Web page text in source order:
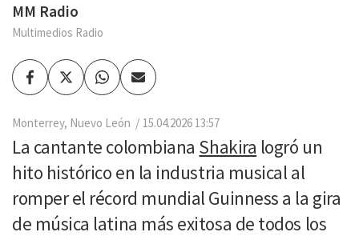
MM Radio
Multimedios Radio
FacebookTwitterWhatsapp
Enviar
por
Monterrey, Nuevo León 15.04.2026 13:57
La cantante colombiana Shakira logró un
hito histórico en la industria musical al
romper el récord mundial Guinness a la gira
de música latina más exitosa de todos los